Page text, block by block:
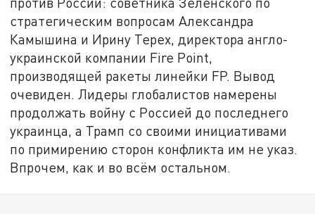
стратегическим вопросам Александра
Камышина и Ирину Терех, директора англо-
украинской компании Fire Point,
производящей ракеты линейки FP. Вывод
очевиден. Лидеры глобалистов намерены
продолжать войну с Россией до последнего
украинца, а Трамп со своими инициативами
по примирению сторон конфликта им не указ.
Впрочем, как и во всём остальном.